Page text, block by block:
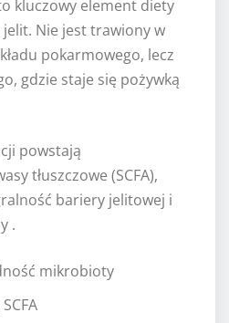
kluczowy element diety
Nie jest trawiony w
pokarmowego, lecz
gdzie staje się pożywką
powstają
tłuszczowe (SCFA),
bariery jelitowej i
.
mikrobioty